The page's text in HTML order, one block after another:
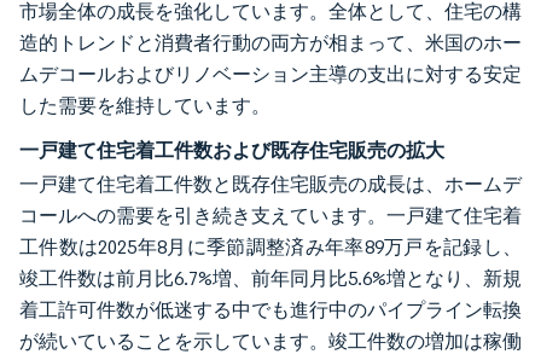
市場全体の成長を強化しています。全体として、住宅の構
造的トレンドと消費者行動の両方が相まって、米国のホー
ムデコールおよびリノベーション主導の支出に対する安定
した需要を維持しています。
一戸建て住宅着工件数および既存住宅販売の拡大
一戸建て住宅着工件数と既存住宅販売の成長は、ホームデ
コールへの需要を引き続き支えています。一戸建て住宅着
工件数は2025年8月に季節調整済み年率89万戸を記録し、
竣工件数は前月比6.7%増、前年同月比5.6%増となり、新規
着工許可件数が低迷する中でも進行中のパイプライン転換
が続いていることを示しています。竣工件数の増加は稼働